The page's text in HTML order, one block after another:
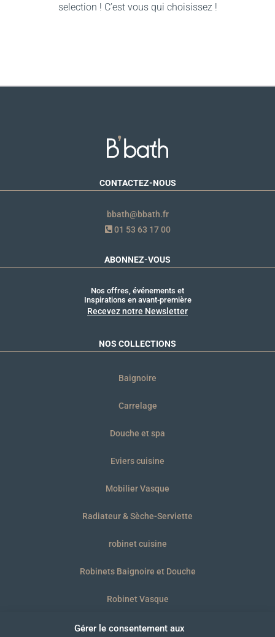
Gérer le consentement aux
selection ! C’est vous qui choisissez !
CONTACTEZ-NOUS
bbath@bbath.fr
01 53 63 17 00
ABONNEZ-VOUS
Nos offres, événements et
Inspirations en avant-première
Recevez notre Newsletter
NOS COLLECTIONS
Baignoire
Carrelage
Douche et spa
Eviers cuisine
Mobilier Vasque
Radiateur & Sèche-Serviette
robinet cuisine
Robinets Baignoire et Douche
Robinet Vasque
WC et plaques